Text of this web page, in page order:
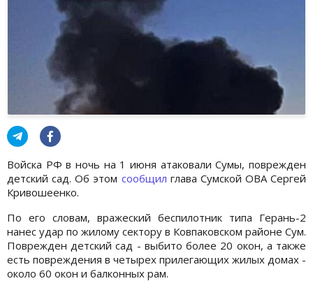
Войска РФ в ночь на 1 июня атаковали Сумы, поврежден
детский сад. Об этом сообщил глава Сумской ОВА Сергей
Кривошеенко.
По его словам, вражеский беспилотник типа Герань-2
нанес удар по жилому сектору в Ковпаковском районе Сум.
Поврежден детский сад - выбито более 20 окон, а также
есть повреждения в четырех прилегающих жилых домах -
около 60 окон и балконных рам.